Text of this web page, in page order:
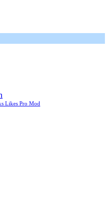
Likes Pro Mod